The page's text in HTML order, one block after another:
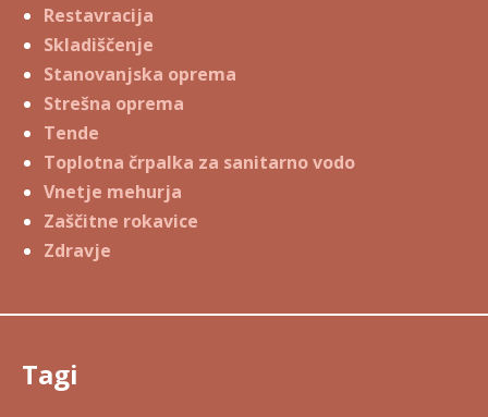
Restavracija
Skladiščenje
Stanovanjska oprema
Strešna oprema
Tende
Toplotna črpalka za sanitarno vodo
Vnetje mehurja
Zaščitne rokavice
Zdravje
Tagi